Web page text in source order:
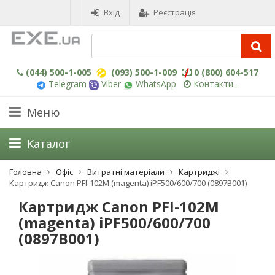
Вхід Реєстрація
(044) 500-1-005 (093) 500-1-009
0 (800) 604-517
Telegram
Viber WhatsApp Контакти...
Меню
Головна Офіс Витратні матеріали
Картриджі
Картридж Canon PFI-102M (magenta) iPF500/600/700 (0897B001)
Картридж Canon PFI-102M
(magenta) iPF500/600/700
(0897B001)
Каталог